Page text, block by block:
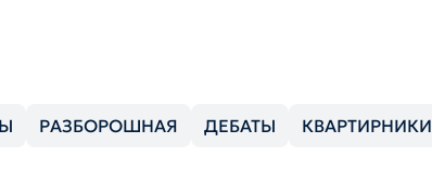
РАЗБОРОШНАЯ ДЕБАТЫ КВАРТИРНИКИ